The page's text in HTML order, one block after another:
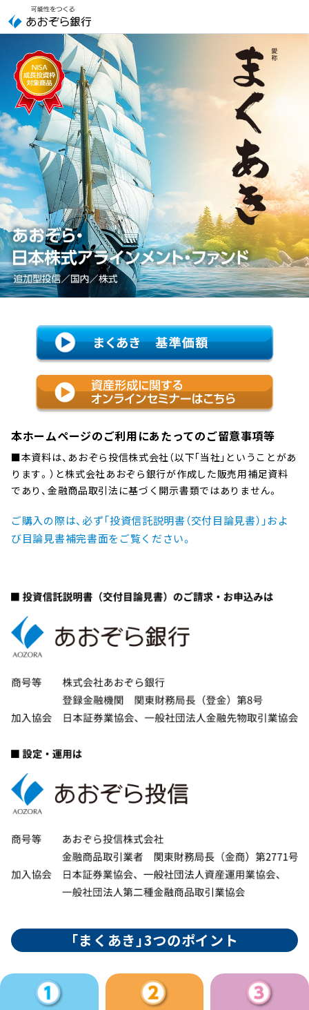
文
プ
こ
の
サ
イ
ト
の
共
通
メ
ニ
ュ
～
あ
お
ぞ
ら
・
日
本
株
式
ア
ラ
本ホームページのご利用にあたってのご留意事項等
■本資料は、あおぞら投信株式会社（以下｢当社｣ということがあ
ります。）と株式会社あおぞら銀行が作成した販売用補足資料
であり、金融商品取引法に基づく開示書類ではありません。
ご購入の際は、必ず「投資信託説明書（交付目論見書）」およ
び目論見書補完書面をご覧ください。
「まくあき」3つのポイント